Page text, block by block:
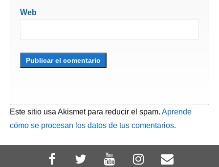
Web
Este sitio usa Akismet para reducir el spam. Aprende
cómo se procesan los datos de tus comentarios.